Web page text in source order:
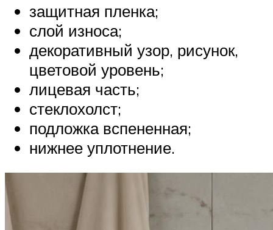
защитная пленка;
слой износа;
декоративный узор, рисунок,
цветовой уровень;
лицевая часть;
стеклохолст;
подложка вспененная;
нижнее уплотнение.